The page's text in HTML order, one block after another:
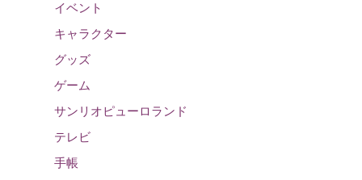
イベント
キャラクター
グッズ
ゲーム
サンリオピューロランド
テレビ
手帳